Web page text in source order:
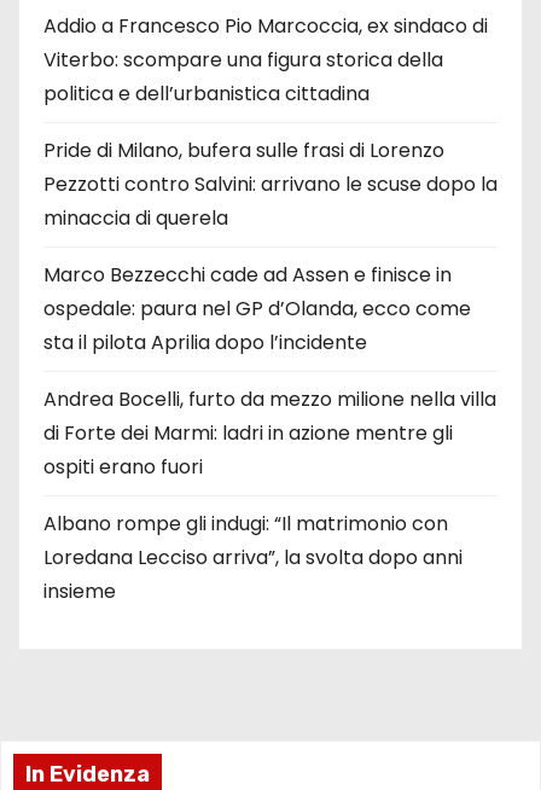
Addio a Francesco Pio Marcoccia, ex sindaco di
Viterbo: scompare una figura storica della
politica e dell’urbanistica cittadina
Pride di Milano, bufera sulle frasi di Lorenzo
Pezzotti contro Salvini: arrivano le scuse dopo la
minaccia di querela
Marco Bezzecchi cade ad Assen e finisce in
ospedale: paura nel GP d’Olanda, ecco come
sta il pilota Aprilia dopo l’incidente
Andrea Bocelli, furto da mezzo milione nella villa
di Forte dei Marmi: ladri in azione mentre gli
ospiti erano fuori
Albano rompe gli indugi: “Il matrimonio con
Loredana Lecciso arriva”, la svolta dopo anni
insieme
In Evidenza